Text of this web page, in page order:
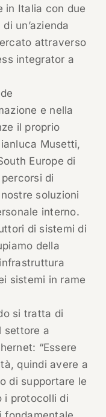
in Italia con due
un’azienda
attraverso
integrator a
e nella
il proprio
Musetti,
Europe di
di
soluzioni
interno.
di sistemi di
della
sistemi in rame
si tratta di
settore a
“Essere
quindi avere a
di supportare le
i protocolli di